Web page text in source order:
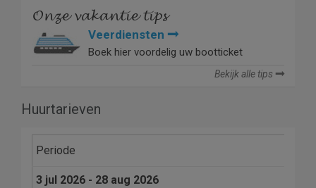
Onze vakantie tips
Veerdiensten
Boek hier voordelig uw bootticket
Bekijk alle tips
Huurtarieven
Periode
3 jul 2026 - 28 aug 2026